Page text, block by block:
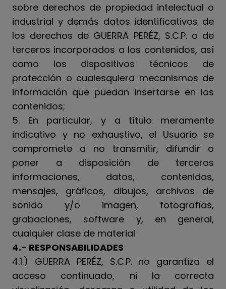
sobre derechos de propiedad intelectual o
industrial y demás datos identificativos de
los derechos de GUERRA PERÉZ, S.C.P. o de
terceros incorporados a los contenidos, así
como los dispositivos técnicos de
protección o cualesquiera mecanismos de
información que puedan insertarse en los
contenidos;
5. En particular, y a título meramente
indicativo y no exhaustivo, el Usuario se
compromete a no transmitir, difundir o
poner a disposición de terceros
informaciones, datos, contenidos,
mensajes, gráficos, dibujos, archivos de
sonido y/o imagen, fotografías,
grabaciones, software y, en general,
cualquier clase de material
4.- RESPONSABILIDADES
4.1.) GUERRA PERÉZ, S.C.P. no garantiza el
acceso continuado, ni la correcta